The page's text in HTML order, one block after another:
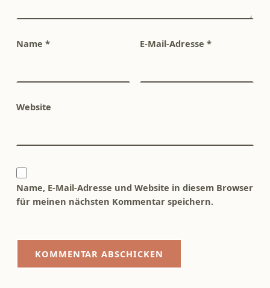
Name * E-Mail-Adresse *
Website
Name, E-Mail-Adresse und Website in diesem Browser
für meinen nächsten Kommentar speichern.